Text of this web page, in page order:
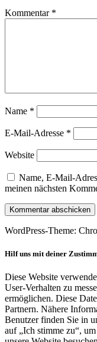
Kommentar *
Name *
E-Mail-Adresse *
Website
Name, E-Mail-
meinen nächsten
WordPress-Theme:
Hilf uns mit deiner
Diese Website
User-Verhalten zu
ermöglichen. Diese
Partnern. Nähere
Benutzer finden Sie in
auf „Ich stimme zu“,